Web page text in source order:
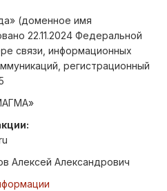
(доменное имя
22.11.2024 Федеральной
связи, информационных
регистрационный
Алексей Александрович